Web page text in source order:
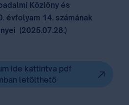
Közlöny és
évfolyam 14. számának
(2025.07.28.)
ide kattintva pdf
letölthető